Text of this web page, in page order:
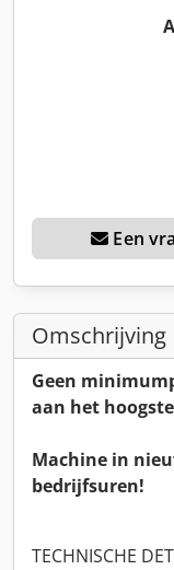
Een
Omschrijving
Geen
aan het
Machine in
bedrijfsuren!
TECHNISCHE